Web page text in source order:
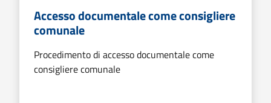
Accesso documentale come consigliere
comunale
Procedimento di accesso documentale come
consigliere comunale